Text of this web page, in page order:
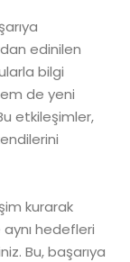
edinilen
bilgi
de yeni
etkileşimler,
kurarak
hedefleri
Bu, başarıya